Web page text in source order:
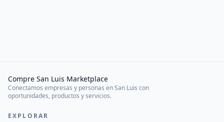
Compre San Luis Marketplace
Conectamos empresas y personas en San Luis con
oportunidades, productos y servicios.
EXPLORAR